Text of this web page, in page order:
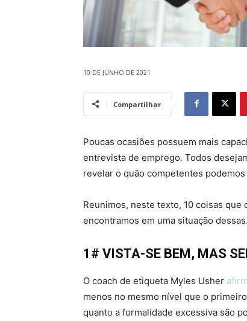
10 DE JUNHO DE 2021
Compartilhar
Poucas ocasiões possuem mais
entrevista de emprego. Todos
revelar o quão competentes podemos
Reunimos, neste texto, 10 coisas
encontramos em uma situação dessas.
1# VISTA-SE BEM, MAS
O coach de etiqueta Myles Usher
menos no mesmo nível que o
quanto a formalidade excessiva são